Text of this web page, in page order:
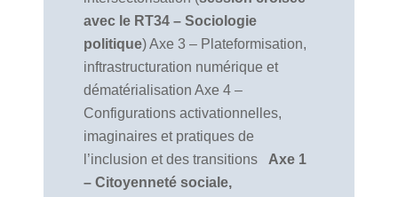
avec le RT34 – Sociologie
politique) Axe 3 – Plateformisation,
inftrastructuration numérique et
dématérialisation Axe 4 –
Configurations activationnelles,
imaginaires et pratiques de
l’inclusion et des transitions
Axe 1
– Citoyenneté sociale,